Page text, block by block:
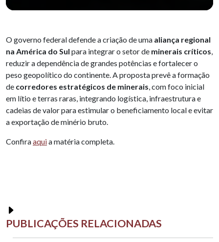
O governo federal defende a criação de uma aliança regional
na América do Sul para integrar o setor de minerais críticos,
reduzir a dependência de grandes potências e fortalecer o
peso geopolítico do continente. A proposta prevê a formação
de corredores estratégicos de minerais, com foco inicial
em lítio e terras raras, integrando logística, infraestrutura e
cadeias de valor para estimular o beneficiamento local e evitar
a exportação de minério bruto.
Confiraaquia matéria completa.
PUBLICAÇÕES RELACIONADAS